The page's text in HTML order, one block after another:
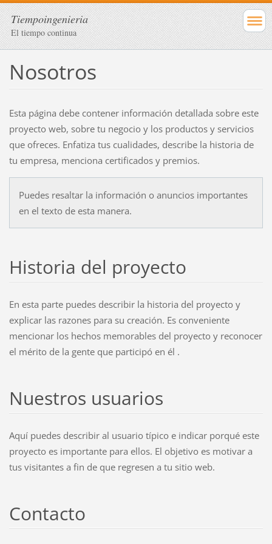
Tiempoingenieria
El tiempo continua
Nosotros
Esta página debe contener información detallada sobre este
proyecto web, sobre tu negocio y los productos y servicios
que ofreces. Enfatiza tus cualidades, describe la historia de
tu empresa, menciona certificados y premios.
Puedes resaltar la información o anuncios importantes
en el texto de esta manera.
Historia del proyecto
En esta parte puedes describir la historia del proyecto y
explicar las razones para su creación. Es conveniente
mencionar los hechos memorables del proyecto y reconocer
el mérito de la gente que participó en él .
Nuestros usuarios
Aquí puedes describir al usuario típico e indicar porqué este
proyecto es importante para ellos. El objetivo es motivar a
tus visitantes a fin de que regresen a tu sitio web.
Contacto